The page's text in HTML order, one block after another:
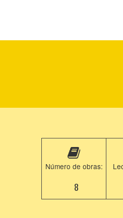
Número de obras:
8